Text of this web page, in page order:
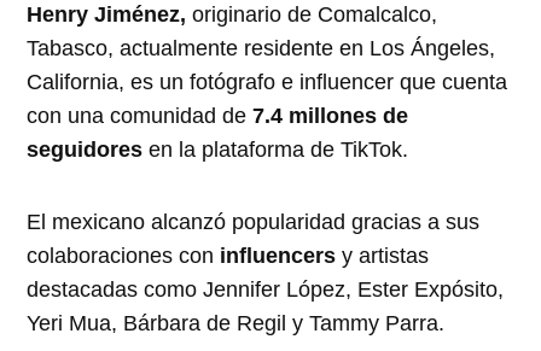
Henry Jiménez, originario de Comalcalco,
Tabasco, actualmente residente en Los Ángeles,
California, es un fotógrafo e influencer que cuenta
con una comunidad de7.4 millones de
seguidores en la plataforma de TikTok.
El mexicano alcanzó popularidad gracias a sus
colaboraciones con influencers y artistas
destacadas como Jennifer López, Ester Expósito,
Yeri Mua, Bárbara de Regil y Tammy Parra.